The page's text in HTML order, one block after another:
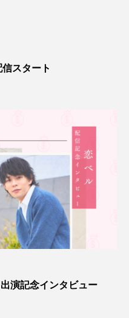
スタート
演記念インタビュー